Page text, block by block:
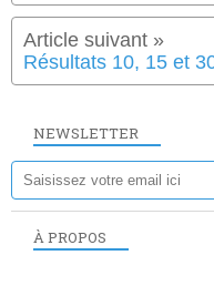
NEWSLETTER
À PROPOS